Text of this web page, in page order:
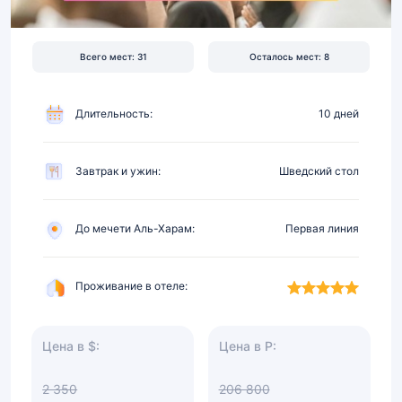
Всего мест: 31 Осталось мест: 8
Длительность: 10 дней
Завтрак и ужин: Шведский стол
До мечети Аль-Харам: Первая линия
Проживание в отеле:
Цена в $:
2 350
Цена в Р:
206 800
первой
линии,